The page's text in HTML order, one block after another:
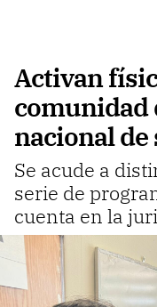
Activan
comunidad
nacional de
Se acude a
serie de
cuenta en la